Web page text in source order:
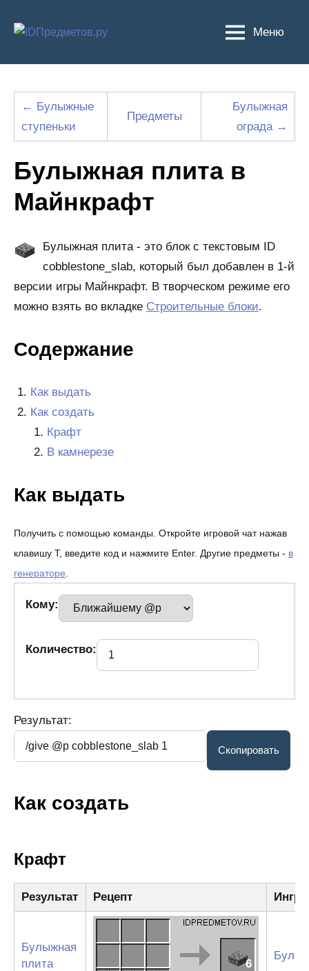
Меню
← Булыжные
ступеньки
Предметы
Булыжная
ограда →
Булыжная плита в
Майнкрафт
Булыжная плита - это блок с текстовым ID
cobblestone_slab, который был добавлен в 1-й
версии игры Майнкрафт. В творческом режиме его
можно взять во вкладке Строительные блоки.
Содержание
Как выдать
Как создать
Крафт
В камнерезе
Как выдать
Получить с помощью команды. Откройте игровой чат нажав
клавишу T, введите код и нажмите Enter. Другие предметы - в
генераторе.
Кому:
Количество:
Результат:
Как создать
Крафт
Результат Рецепт
Булыжная
плита
6